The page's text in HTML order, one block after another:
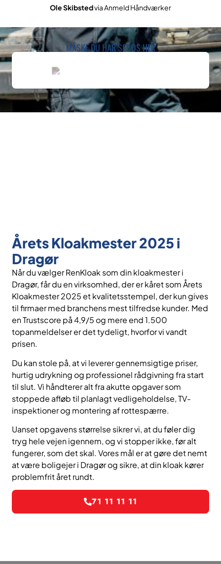
Ole Skibstedvia Anmeld Håndværker
MÅSKE DU HAR SET OS HER
Årets Kloakmester 2025 i
Dragør
Når du vælger RenKloak som din kloakmester i
Dragør, får du en virksomhed, der er kåret som Årets
Kloakmester 2025 et kvalitetsstempel, der kun gives
til firmaer med branchens mest tilfredse kunder. Med
en Trustscore på 4,9/5 og mere end 1.500
topanmeldelser er det tydeligt, hvorfor vi vandt
prisen.
Du kan stole på, at vi leverer gennemsigtige priser,
hurtig udrykning og professionel rådgivning fra start
til slut. Vi håndterer alt fra akutte opgaver som
stoppede afløb til planlagt vedligeholdelse, TV-
inspektioner og montering af rottespærre.
Uanset opgavens størrelse sikrer vi, at du føler dig
tryg hele vejen igennem, og vi stopper ikke, før alt
fungerer, som det skal. Vores mål er at gøre det nemt
at være boligejer i Dragør og sikre, at din kloak kører
problemfrit året rundt.
71 11 11 11